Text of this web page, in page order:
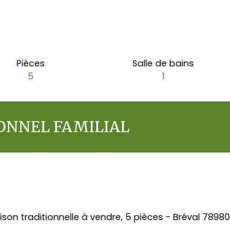
Pièces
5
Salle de bains
1
FAMILIAL
traditionnelle à vendre, 5 pièces - Bréval 78980